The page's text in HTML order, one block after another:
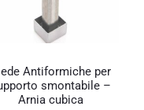
Antiformiche per
smontabile –
Arnia cubica